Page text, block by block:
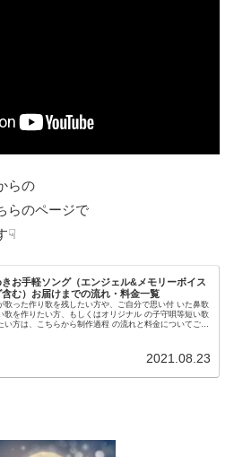
らの
らのページで
☟
お手軽ソング（エンジェル&メモリーボイス
含む）お届けまでの流れ・料金一覧
歌った作り歌を残したい方や、ご自分で思い付 いた鼻歌
歌を作りたい方、もしくはオリジナル の子守唄等短い歌
い方は、こちらから制作過程 の流れと料金についてご確
2021.08.23